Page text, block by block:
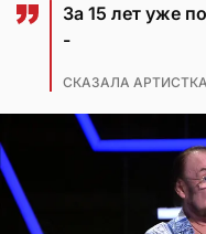
За 15 лет уже
-
СКАЗАЛА